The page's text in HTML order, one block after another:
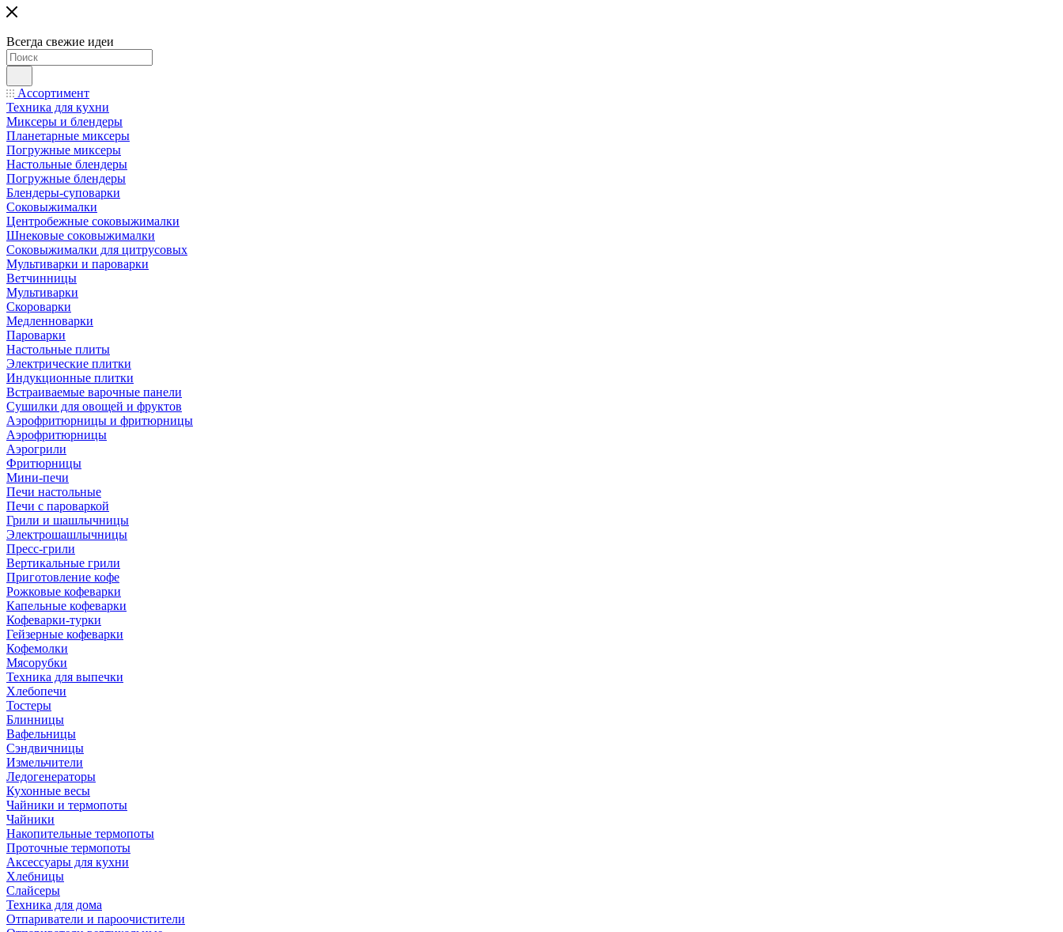
Всегда свежие идеи
Ассортимент
Техника для кухни
Миксеры и блендеры
Планетарные миксеры
Погружные миксеры
Настольные блендеры
Погружные блендеры
Блендеры-суповарки
Соковыжималки
Центробежные соковыжималки
Шнековые соковыжималки
Соковыжималки для цитрусовых
Мультиварки и пароварки
Ветчинницы
Мультиварки
Скороварки
Медленноварки
Пароварки
Настольные плиты
Электрические плитки
Индукционные плитки
Встраиваемые варочные панели
Сушилки для овощей и фруктов
Аэрофритюрницы и фритюрницы
Аэрофритюрницы
Аэрогрили
Фритюрницы
Мини-печи
Печи настольные
Печи с пароваркой
Грили и шашлычницы
Электрошашлычницы
Пресс-грили
Вертикальные грили
Приготовление кофе
Рожковые кофеварки
Капельные кофеварки
Кофеварки-турки
Гейзерные кофеварки
Кофемолки
Мясорубки
Техника для выпечки
Хлебопечи
Тостеры
Блинницы
Вафельницы
Сэндвичницы
Измельчители
Ледогенераторы
Кухонные весы
Чайники и термопоты
Чайники
Накопительные термопоты
Проточные термопоты
Аксессуары для кухни
Хлебницы
Слайсеры
Техника для дома
Отпариватели и пароочистители